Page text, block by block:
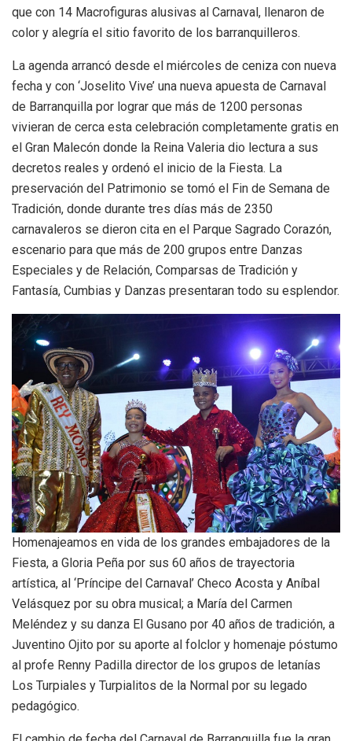
que con 14 Macrofiguras alusivas al Carnaval, llenaron de
color y alegría el sitio favorito de los barranquilleros.
La agenda arrancó desde el miércoles de ceniza con nueva
fecha y con ‘Joselito Vive’ una nueva apuesta de Carnaval
de Barranquilla por lograr que más de 1200 personas
vivieran de cerca esta celebración completamente gratis en
el Gran Malecón donde la Reina Valeria dio lectura a sus
decretos reales y ordenó el inicio de la Fiesta. La
preservación del Patrimonio se tomó el Fin de Semana de
Tradición, donde durante tres días más de 2350
carnavaleros se dieron cita en el Parque Sagrado Corazón,
escenario para que más de 200 grupos entre Danzas
Especiales y de Relación, Comparsas de Tradición y
Fantasía, Cumbias y Danzas presentaran todo su esplendor.
Homenajeamos en vida de los grandes embajadores de la
Fiesta, a Gloria Peña por sus 60 años de trayectoria
artística, al ‘Príncipe del Carnaval’ Checo Acosta y Aníbal
Velásquez por su obra musical; a María del Carmen
Meléndez y su danza El Gusano por 40 años de tradición, a
Juventino Ojito por su aporte al folclor y homenaje póstumo
al profe Renny Padilla director de los grupos de letanías
Los Turpiales y Turpialitos de la Normal por su legado
pedagógico.